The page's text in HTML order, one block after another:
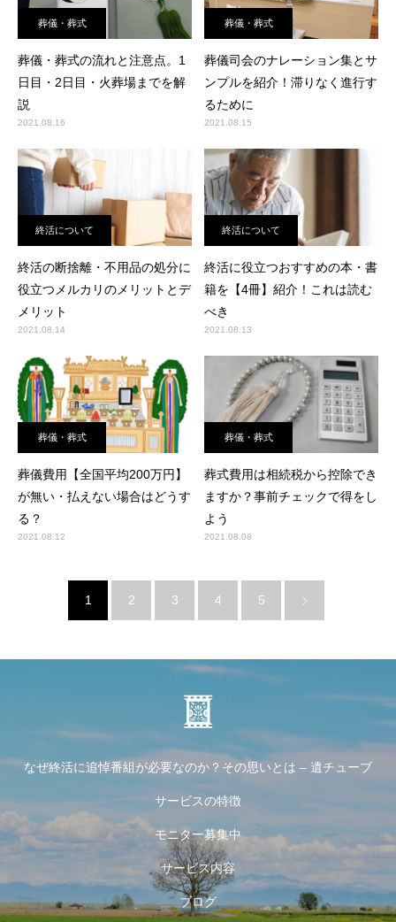
葬儀・葬式
葬儀・葬式の流れと注意点。1
日目・2日目・火葬場までを解
説
2021.08.16
葬儀・葬式
葬儀司会のナレーション集とサ
ンプルを紹介！滞りなく進行す
るために
2021.08.15
終活について
終活の断捨離・不用品の処分に
役立つメルカリのメリットとデ
メリット
2021.08.14
終活について
終活に役立つおすすめの本・書
籍を【4冊】紹介！これは読む
べき
2021.08.13
葬儀・葬式
葬儀費用【全国平均200万円】
が無い・払えない場合はどうす
る？
2021.08.12
葬儀・葬式
葬式費用は相続税から控除でき
ますか？事前チェックで得をし
よう
2021.08.08
1 2 3 4 5
なぜ終活に追悼番組が必要なのか？その思いとは – 遺チューブ
サービスの特徴
モニター募集中
サービス内容
ブログ